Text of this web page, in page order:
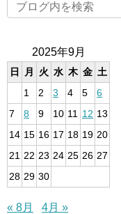
2025年9月
日 月 火 水 木 金 土
1
2 3 4 5
6
7
8 9 10 11 12 13
14 15 16 17 18 19 20
21 22 23 24 25 26 27
28 29 30
« 8月 4月 »